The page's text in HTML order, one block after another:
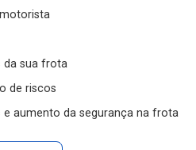
da sua frota
de riscos
e aumento da segurança na frota